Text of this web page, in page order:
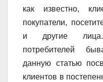
как известно,
покупатели,
и другие лица.
потребителей
данную статью
клиентов в